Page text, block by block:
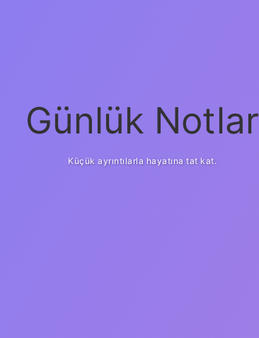
Günlük Notlar
Küçük ayrıntılarla hayatına tat kat.